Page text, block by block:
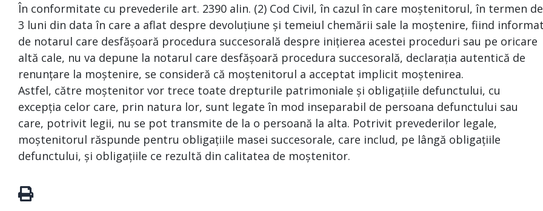
În conformitate cu prevederile art. 2390 alin. (2) Cod Civil, în cazul în care moștenitorul, în termen de
3 luni din data în care a aflat despre devoluțiune și temeiul chemării sale la moștenire, fiind informat
de notarul care desfășoară procedura succesorală despre inițierea acestei proceduri sau pe oricare
altă cale, nu va depune la notarul care desfășoară procedura succesorală, declarația autentică de
renunțare la moștenire, se consideră că moștenitorul a acceptat implicit moștenirea.
Astfel, către moștenitor vor trece toate drepturile patrimoniale și obligațiile defunctului, cu
excepția celor care, prin natura lor, sunt legate în mod inseparabil de persoana defunctului sau
care, potrivit legii, nu se pot transmite de la o persoană la alta. Potrivit prevederilor legale,
moștenitorul răspunde pentru obligațiile masei succesorale, care includ, pe lângă obligațiile
defunctului, și obligațiile ce rezultă din calitatea de moștenitor.